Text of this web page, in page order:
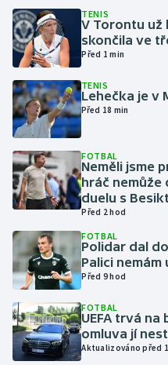
Dostihy
Florbal
Futsal
Golf
Gymnastika
Házená
Jezdectví
Judo
Krasobruslení
Lezení
TENIS
V Torontu už
skončila ve
Před 1 min
TENIS
Lehečka je v
Před 18 min
FOTBAL
Neměli jsme
hráč
duelu s
Před 2 hod
FOTBAL
Polidar dal
Palici nemám
Před 9 hod
FOTBAL
UEFA trvá na
omluva jí
Aktualizováno před